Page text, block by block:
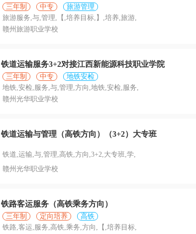
三年制 中专
旅游管理
旅游服务,与,管理,【,培养目标,】,培养,旅游,
赣州旅游职业学校
铁道运输服务3+2对接江西新能源科技职业学院
三年制 中专
地铁安检
地铁,安检,服务,与,管理,方向,地铁,安检,服务,
赣州光华职业学校
铁道运输与管理（高铁方向）（3+2）大专班
铁道,运输,与,管理,高铁,方向,3+2,大专班,学,
赣州光华职业学校
铁路客运服务（高铁乘务方向）
三年制 定向培养
高铁
铁路,客运,服务,高铁,乘务,方向,【,培养目标,